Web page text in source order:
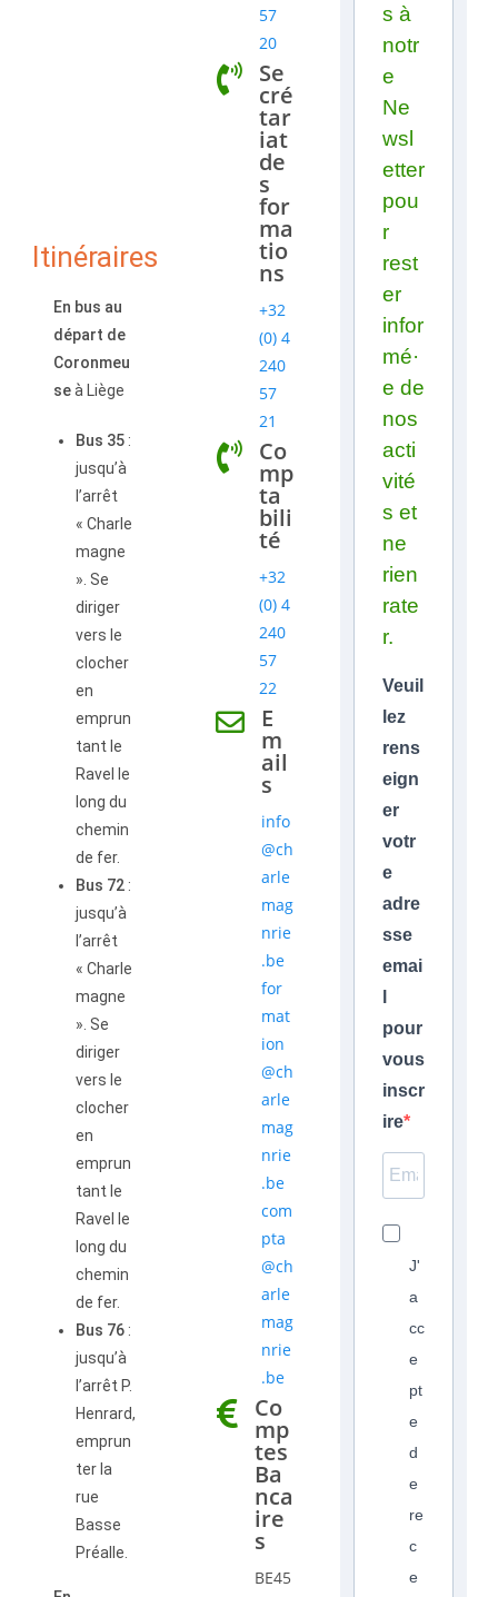
Itinéraires
En bus au
départ de
Coronmeu
seà Liège
Bus 35 :
jusqu’à
l’arrêt
« Charle
magne
». Se
diriger
vers le
clocher
en
emprun
tant le
Ravel le
long du
chemin
de fer.
Bus 72:
jusqu’à
l’arrêt
« Charle
magne
». Se
diriger
vers le
clocher
en
emprun
tant le
Ravel le
long du
chemin
de fer.
Bus 76:
jusqu’à
l’arrêt P.
Henrard,
emprun
ter la
rue
Basse
Préalle.
57
20
Se
cré
tar
iat
de
s
for
ma
tio
ns
+32
(0) 4
240
57
21
Co
mp
ta
bili
té
+32
(0) 4
240
57
22
E
m
ail
s
info
@ch
arle
mag
nrie
.be
for
mat
ion
@ch
arle
mag
nrie
.be
com
pta
@ch
arle
mag
nrie
.be
Co
mp
tes
Ba
nca
ire
s
BE45
s à
notr
e
Ne
wsl
etter
pou
r
rest
er
infor
mé·
e de
nos
acti
vité
s et
ne
rien
rate
r.
Veuil
lez
rens
eign
er
votr
e
adre
sse
emai
pour
vous
inscr
ire
J'
a
cc
e
pt
e
d
e
re
c
e